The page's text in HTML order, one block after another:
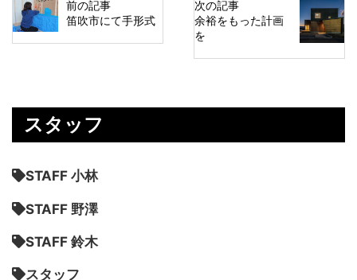
前の記事
笛吹市にて手形式
次の記事
余裕をもった計画
を
スタッフ
STAFF 小林
STAFF 野澤
STAFF 鈴木
スタッフ